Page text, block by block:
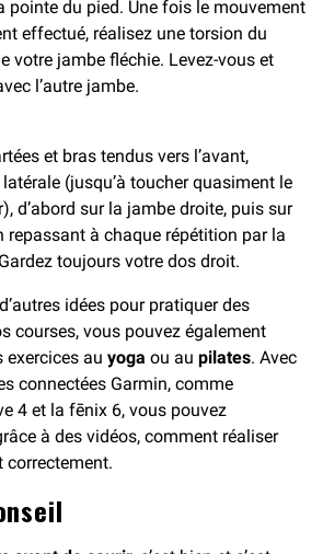
pointe du pied. Une fois le mouvement
effectué, réalisez une torsion du
votre jambe fléchie. Levez-vous et
l’autre jambe.
et bras tendus vers l’avant,
(jusqu’à toucher quasiment le
d’abord sur la jambe droite, puis sur
repassant à chaque répétition par la
toujours votre dos droit.
idées pour pratiquer des
courses, vous pouvez également
exercices au yoga ou au pilates. Avec
connectées Garmin, comme
4 et la fēnix 6, vous pouvez
à des vidéos, comment réaliser
correctement.